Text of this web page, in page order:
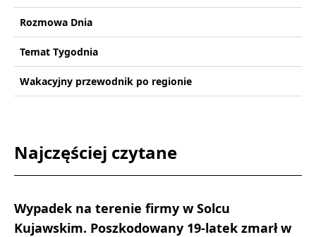
Rozmowa Dnia
Temat Tygodnia
Wakacyjny przewodnik po regionie
Najczęściej czytane
Wypadek na terenie firmy w Solcu
Kujawskim. Poszkodowany 19-latek zmarł w